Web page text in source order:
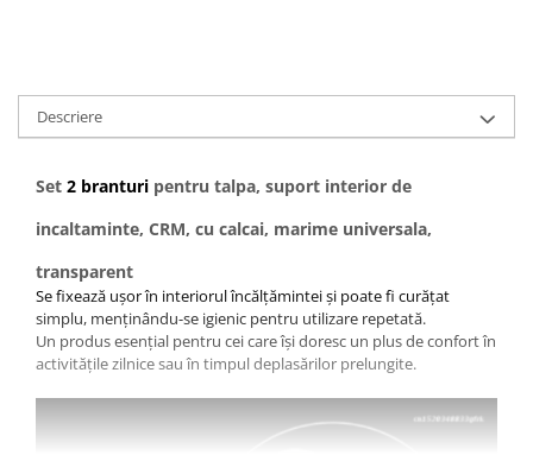
Confort auto
Suporturi auto pentru telefon
Casa, Gradina & Bricolaj
Decoratiuni
Jocuri de societate
Monede pentru colectionari
Petshop
Descriere
Set 2 branturi pentru talpa, suport interior de
incaltaminte, CRM, cu calcai, marime universala,
transparent
Se fixează ușor în interiorul încălțămintei și poate fi curățat
simplu, menținându-se igienic pentru utilizare repetată.
Un produs esențial pentru cei care își doresc un plus de confort în
activitățile zilnice sau în timpul deplasărilor prelungite.